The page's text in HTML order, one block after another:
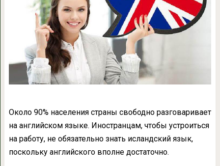
Около 90% населения страны свободно разговаривает
на английском языке. Иностранцам, чтобы устроиться
на работу, не обязательно знать исландский язык,
поскольку английского вполне достаточно.